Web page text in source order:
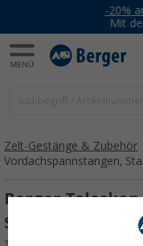
-20%
Mit
Zelt-Gestänge & Zubehör
Vordachspannstangen,
Berger
Stahl